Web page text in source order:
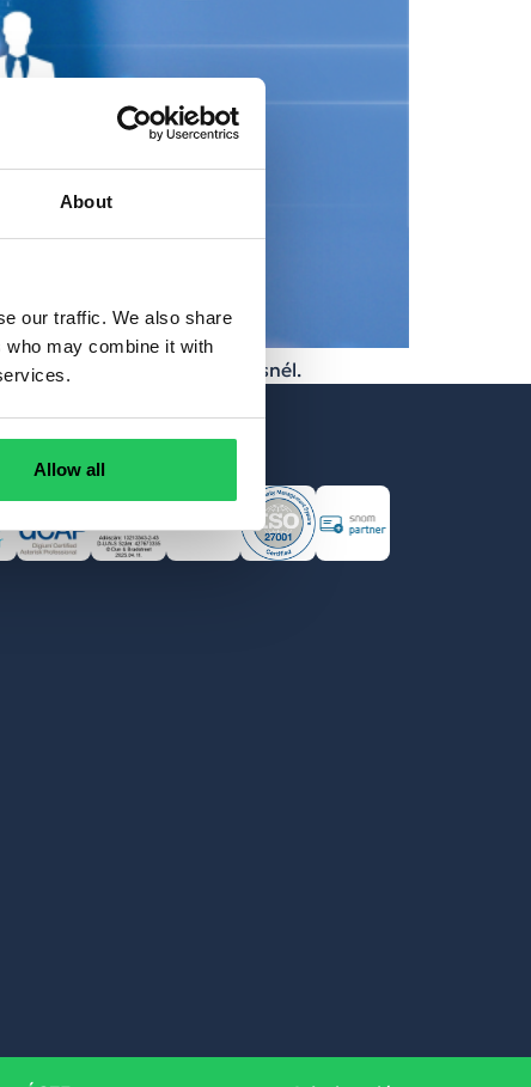
About
our traffic. We also share
may combine it with
Allow all
róluk Opennetworksnél.